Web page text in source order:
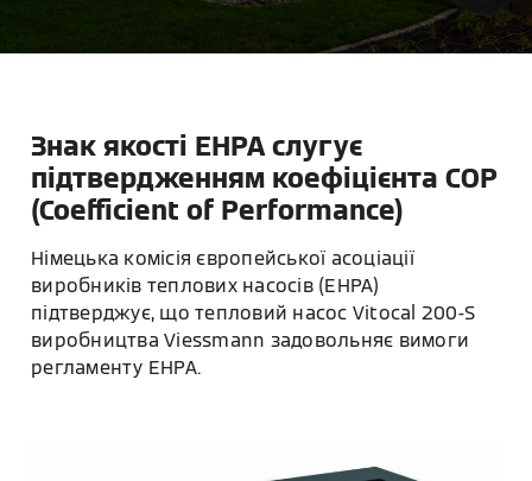
Знак якості EHPA слугує
підтвердженням коефіцієнта COP
(Coefficient of Performance)
Німецька комісія європейської асоціації
виробників теплових насосів (EHPA)
підтверджує, що тепловий насос Vitocal 200-S
виробництва Viessmann задовольняє вимоги
регламенту EHPA.